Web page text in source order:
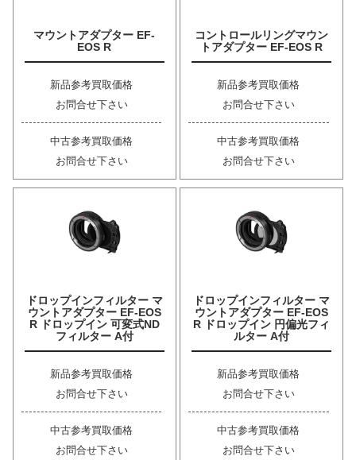
マウントアダプター EF-
EOS R
新品参考買取価格
お問合せ下さい
中古参考買取価格
お問合せ下さい
コントロールリングマウン
トアダプター EF-EOS R
新品参考買取価格
お問合せ下さい
中古参考買取価格
お問合せ下さい
ドロップインフィルター マ
ウントアダプター EF-EOS
R ドロップイン 可変式ND
フィルター A付
新品参考買取価格
お問合せ下さい
中古参考買取価格
お問合せ下さい
ドロップインフィルター マ
ウントアダプター EF-EOS
R ドロップイン 円偏光フィ
ルター A付
新品参考買取価格
お問合せ下さい
中古参考買取価格
お問合せ下さい